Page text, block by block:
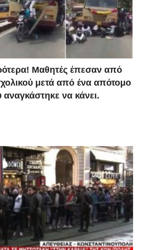
Μαθητές έπεσαν από
μετά από ένα απότομο
να κάνει.